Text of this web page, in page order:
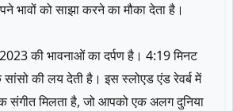
भावों को साझा करने का मौका देता है।
2023 की भावनाओं का दर्पण है। 4:19 मिनट
की लय देती है। इस स्लोएड एंड रेवर्ब में
संगीत मिलता है, जो आपको एक अलग दुनिया